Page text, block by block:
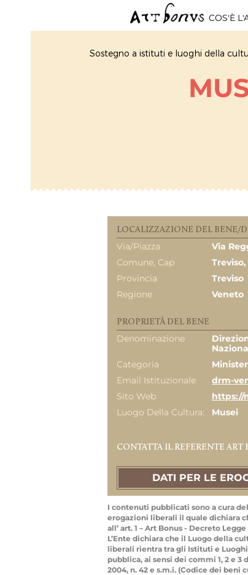
COS'È
Sostegno a istituti e luoghi della
LOCALIZZAZIONE DEL BENE/
Via/Piazza
Via
Comune, Cap
Treviso,
Provincia
Treviso
Regione
Veneto
PROPRIETÀ DEL BENE
Denominazione
Categoria
Email Istituzionale
drm-
Sito Web
https://
Luogo Della Cultura:
Musei
CONTATTA IL REFERENTE ART
DATI PER LE
I contenuti pubblicati sono a cura
erogazioni liberali il quale dichiara
all’ art. 1 – Art Bonus - Decreto
L’Ente dichiara che il Luogo della
liberali rientra tra gli Istituti e
pubblica, ai sensi dei commi 1, 2 e 3
2004, n. 42 e s.m.i. (Codice dei beni